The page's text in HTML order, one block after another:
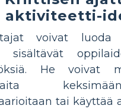
aktiviteetti-
voivat luoda
sisältävät
He voivat
tai käyttää